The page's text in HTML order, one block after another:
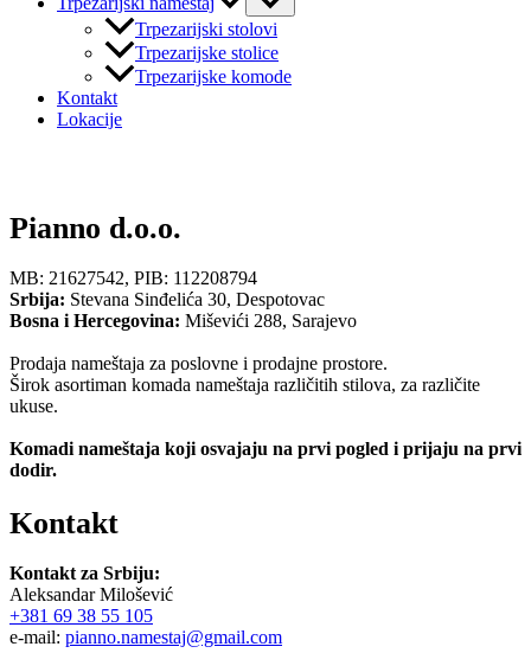
izbornik
Trpezarijski stolovi
Trpezarijske stolice
Trpezarijske komode
Kontakt
Lokacije
Pianno d.o.o.
MB: 21627542, PIB: 112208794
Srbija: Stevana Sinđelića 30, Despotovac
Bosna i Hercegovina: Miševići 288, Sarajevo
Prodaja nameštaja za poslovne i prodajne prostore.
Širok asortiman komada nameštaja različitih stilova, za različite
ukuse.
Komadi nameštaja koji osvajaju na prvi pogled i prijaju na prvi
dodir.
Kontakt
Kontakt za Srbiju:
Aleksandar Milošević
+381 69 38 55 105
e-mail: pianno.namestaj@gmail.com